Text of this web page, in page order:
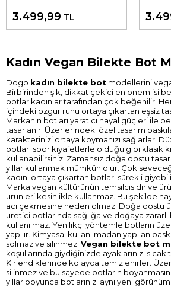
3.499,99 TL
Kadın Vegan Bilekte Bot
Dogo kadın bilekte bot modellerini
Birbirinden şık, dikkat çekici en önemlisi
botlar kadınlar tarafından çok beğenilir.
içindeki özgür ruhu ortaya çıkartan eşsiz
Markanın botları yaratıcı hayal güçleri ile
tasarlanır. Üzerlerindeki özel tasarım
karakterinizi ortaya koymanızı sağlarlar.
botları spor kıyafetlerle olduğu gibi klasik
kullanabilirsiniz. Zamansız doğa dostu
yıllar kullanmak mümkün olur. Çok
kadını ortaya çıkartan botları sürekli
Marka vegan kültürünün temsilcisidir ve
ürünleri kesinlikle kullanmaz. Bu şekilde
acı çekmesine neden olmaz. Doğa dostu
üretici botlarında sağlığa ve doğaya
kullanılmaz. Yenilikçi yöntemle botların
yapılır. Kimyasal kullanılmadan yapılan
solmaz ve silinmez. Vegan bilekte bot
koşullarında giydiğinizde ayaklarınızı sıcak
Kirlendiklerinde kolayca temizlenirler.
silinmez ve bu sayede botların
yıllar boyunca botlarınızı aynı yeni